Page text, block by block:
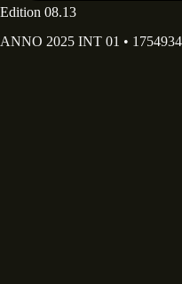
Edition 08.13
ANNO 2025 INT 01 •